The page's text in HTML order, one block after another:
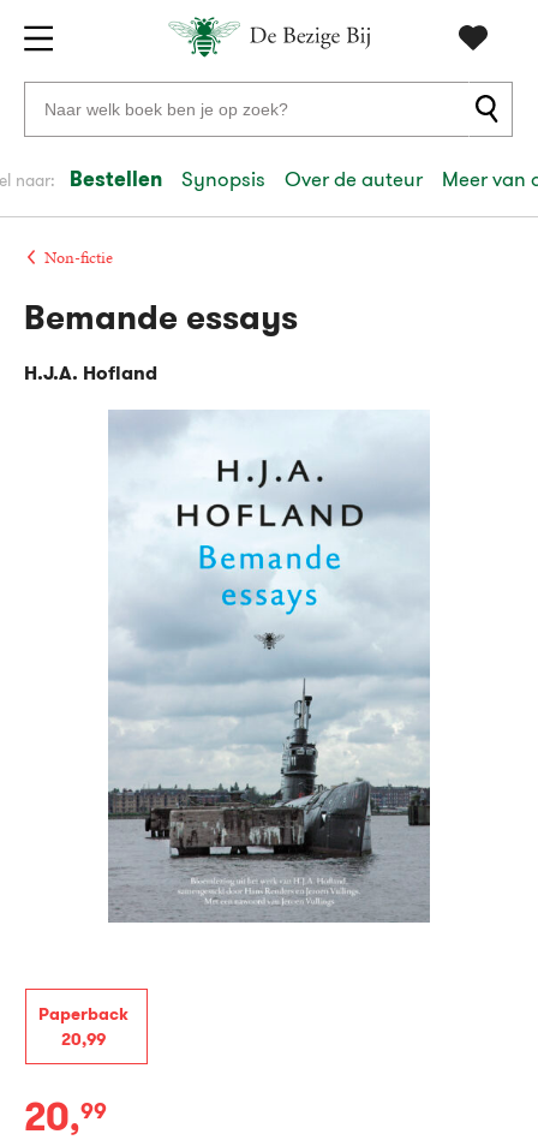
Gratis
verzending
vanaf
20
euro
Voor
23:59
volgendein
Veilig
Gratis
Zoeken
naar
auteurs
en
uitgevers
naar: Bestellen Synopsis Over de auteur Meer van
Non-fictie
Paperback
20,99
Paperback:
20,99
Bemande essays
H.J.A. Hofland